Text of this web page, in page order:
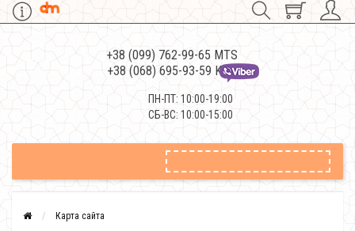
+38 (099) 762-99-65 MTS
+38 (068) 695-93-59 Kievstar
ПН-ПТ: 10:00-19:00
СБ-ВС: 10:00-15:00
Карта сайта